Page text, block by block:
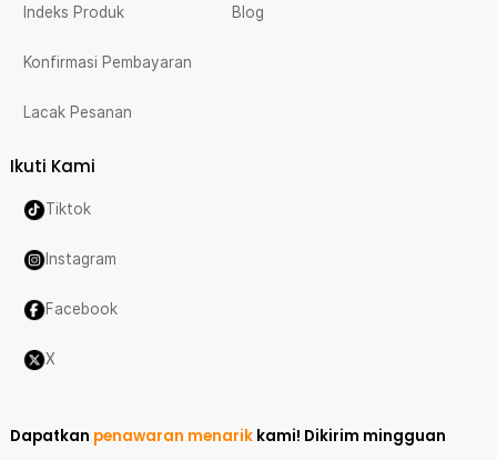
Indeks Produk
Konfirmasi Pembayaran
Lacak Pesanan
Blog
Ikuti Kami
Tiktok
Instagram
Facebook
X
Dapatkan penawaran menarik kami! Dikirim mingguan